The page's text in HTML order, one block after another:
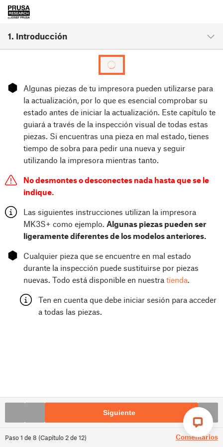
1. Introducción
Paso1 de 8 (Capítulo 2de 12) Comentarios
⬢
Algunas piezas de tu impresora pueden utilizarse para
la actualización, por lo que es esencial comprobar su
estado antes de iniciar la actualización. Este capítulo te
guiará a través de la inspección visual de todas estas
piezas. Si encuentras una pieza en mal estado, tienes
tiempo de sobra para pedir una nueva y seguir
utilizando la impresora mientras tanto.
No desmontes o desconectes nada hasta que se le
indique.
Las siguientes instrucciones utilizan la impresora
MK3S+ como ejemplo. Algunas piezas pueden ser
ligeramente diferentes de los modelos anteriores.
⬢
Cualquier pieza que se encuentre en mal estado
durante la inspección puede sustituirse por piezas
nuevas. Todo está disponible en nuestra tienda.
Ten en cuenta que debe iniciar sesión para acceder
a todas las piezas.
Siguiente